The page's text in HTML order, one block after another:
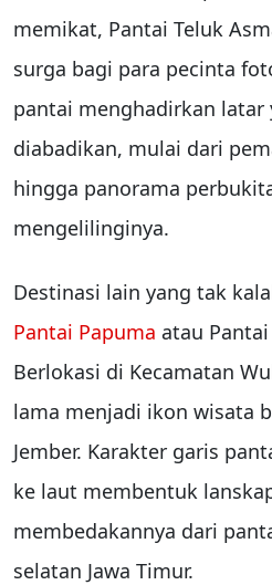
memikat, Pantai Teluk
surga bagi para pecinta
pantai menghadirkan
diabadikan, mulai dari
hingga panorama
mengelilinginya.
Destinasi lain yang tak
Pantai Papuma atau
Berlokasi di Kecamatan
lama menjadi ikon wisata
Jember. Karakter garis
ke laut membentuk
membedakannya dari
selatan Jawa Timur.